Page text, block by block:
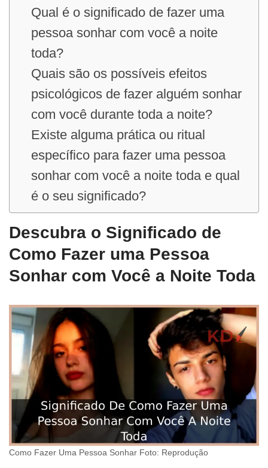
Qual é o significado de fazer uma
pessoa sonhar com você a noite
toda?
Quais são os possíveis efeitos
psicológicos de fazer alguém sonhar
com você durante toda a noite?
Existe alguma prática ou ritual
específico para fazer uma pessoa
sonhar com você a noite toda e qual
é o seu significado?
Descubra o Significado de
Como Fazer uma Pessoa
Sonhar com Você a Noite Toda
Como Fazer Uma Pessoa Sonhar Foto: Reprodução